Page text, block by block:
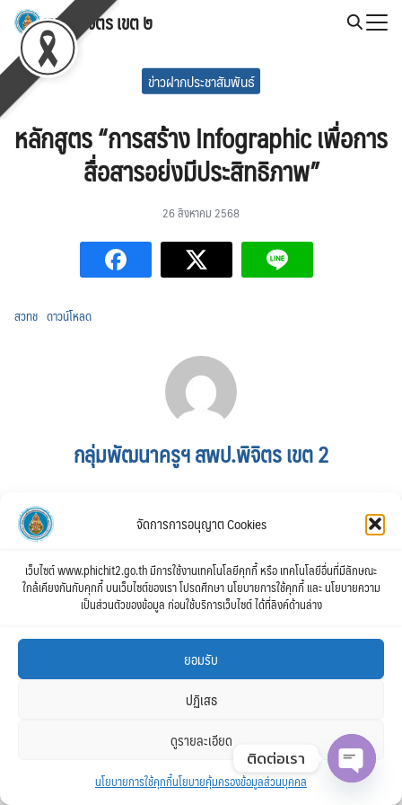
จัดการการอนุญาต Cookies
เว็บไซต์ www.phichit2.go.th มีการใช้งานเทคโนโลยีคุกกี้ หรือ เทคโนโลยีอื่นที่มีลักษณะ
ใกล้เคียงกันกับคุกกี้ บนเว็บไซต์ของเรา โปรดศึกษา นโยบายการใช้คุกกี้ และ นโยบายความ
เป็นส่วนตัวของข้อมูล ก่อนใช้บริการเว็บไซต์ ได้ที่ลิงค์ด้านล่าง
ยอมรับ
ปฏิเสธ
ดูรายละเอียด
นโยบายการใช้คุกกี้นโยบายคุ้มครองข้อมูลส่วนบุคคล
Skip
content
สพป.พิจิตร เขต ๒
Search
for: ข่าวฝากประชาสัมพันธ์
หลักสูตร “การสร้าง Infographic เพื่อการ
สื่อสารอย่งมีประสิทธิภาพ”
26 สิงหาคม 2568
สวทช ดาวน์โหลด
กลุ่มพัฒนาครูฯ สพป.พิจิตร เขต 2
ติดต่อเรา
Open